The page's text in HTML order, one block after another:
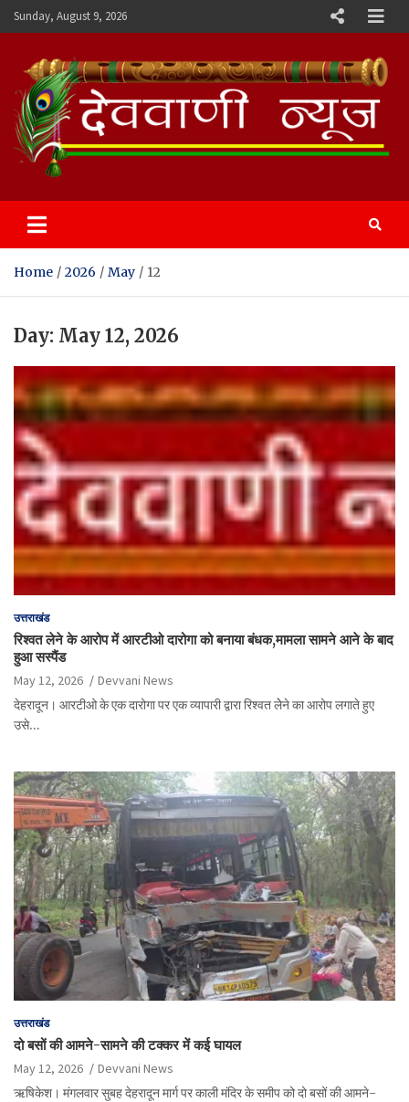
Skip
to
Sunday, August 9, 2026
Devvani News Portal
Home 2026 May 12
Day: May 12, 2026
उत्तराखंड
रिश्वत लेने के आरोप में आरटीओ दारोगा को बनाया बंधक,मामला सामने आने के बाद
हुआ सस्पैंड
May 12, 2026
Devvani News
देहरादून। आरटीओ के एक दारोगा पर एक व्यापारी द्वारा रिश्वत लेेने का आरोप लगाते हुए
उसे…
उत्तराखंड
दो बसों की आमने-सामने की टक्कर में कई घायल
May 12, 2026
Devvani News
ऋषिकेश। मंगलवार सुबह देहरादून मार्ग पर काली मंदिर के समीप को दो बसों की आमने-